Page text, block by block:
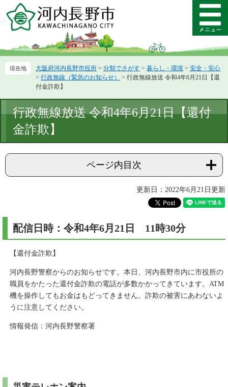
ー
先
ニ
を
本
文
メ
ニ
ー
大阪府河内長野市役所 > 分類でさがす > 暮らし・環境 > 安全・安心
> 行政無線（緊急のお知らせ） > 行政無線放送 令和4年6月21日【還
付金詐欺】
文
行政無線放送 令和4年6月21日【還付
金詐欺】
ページ内目次
更新日：2022年6月21日更新
配信日時：令和4年6月21日 11時30分
【還付金詐欺】
河内長野警察からのお知らせです。本日、河内長野市内に市役所の
職員をかたった還付金詐欺の電話が多数かかってきています。ATM
機を操作してもお金はもどってきません。詐欺の被害にあわないよ
うに注意してください。
情報発信：河内長野警察署